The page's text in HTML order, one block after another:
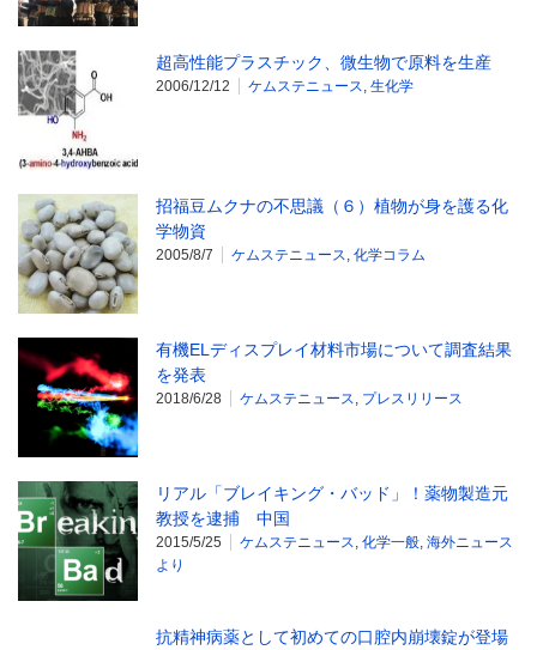
超高性能プラスチック、微生物で原料を生産
2006/12/12 ケムステニュース, 生化学
招福豆ムクナの不思議（６）植物が身を護る化
学物資
2005/8/7 ケムステニュース, 化学コラム
有機ELディスプレイ材料市場について調査結果
を発表
2018/6/28 ケムステニュース, プレスリリース
リアル「ブレイキング・バッド」！薬物製造元
教授を逮捕 中国
2015/5/25 ケムステニュース, 化学一般, 海外ニュース
より
抗精神病薬として初めての口腔内崩壊錠が登場